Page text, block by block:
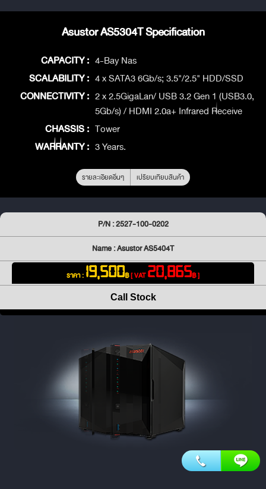
Asustor AS5304T Specification
CAPACITY : 4-Bay Nas
SCALABILITY : 4 x SATA3 6Gb/s; 3.5"/2.5" HDD/SSD
CONNECTIVITY : 2 x 2.5GigaLan/ USB 3.2 Gen 1 (USB3.0,
5Gb/s) / HDMI 2.0a+ Infrared Receive
CHASSIS : Tower
WARRANTY : 3 Years.
รายละเอียดอื่นๆ เปรียบเทียบสินค้า
P/N : 2527-100-0202
Name : Asustor AS5404T
ราคา : 19,500฿[ VAT20,865฿ ]
Call Stock